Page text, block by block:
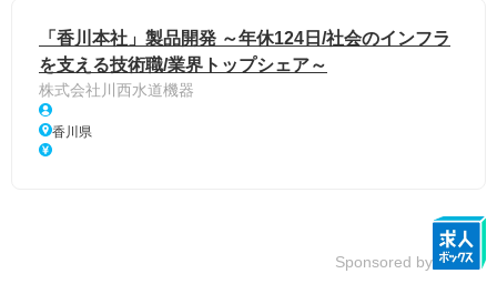
「香川本社」製品開発 ～年休124日/社会のインフラ
を支える技術職/業界トップシェア～
株式会社川西水道機器
香川県
Sponsored by